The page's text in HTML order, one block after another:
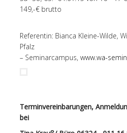
149,-€ brutto
Referentin: Bianca Kleine-Wilde,
Pfalz
– Seminarcampus, www.wa-
Terminvereinbarungen,
bei